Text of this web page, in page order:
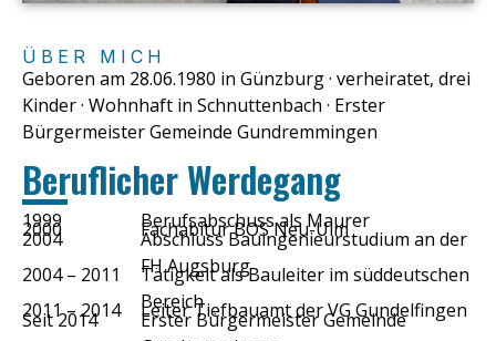
ÜBER MICH
Geboren am 28.06.1980 in Günzburg · verheiratet, drei
Kinder · Wohnhaft in Schnuttenbach · Erster
Bürgermeister Gemeinde Gundremmingen
Beruflicher Werdegang
1999 Berufsabschuss als Maurer
2000 Fachabitur BOS Neu-Ulm
2004
Abschluss Bauingenieurstudium an der
FH Augsburg
2004 – 2011
Tätigkeit als Bauleiter im süddeutschen
Bereich
2011 – 2014 Leiter Tiefbauamt der VG Gundelfingen
Seit 2014
Erster Bürgermeister Gemeinde